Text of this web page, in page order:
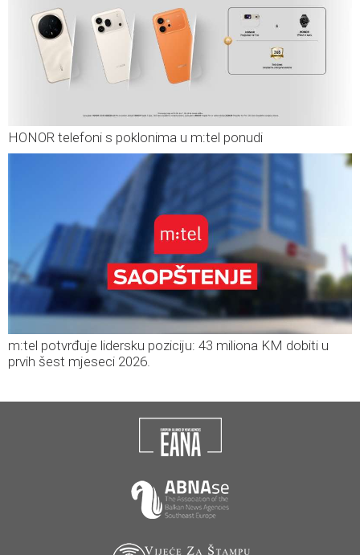
HONOR telefoni s poklonima u m:tel ponudi
m:tel potvrđuje lidersku poziciju: 43 miliona KM dobiti u
prvih šest mjeseci 2026.